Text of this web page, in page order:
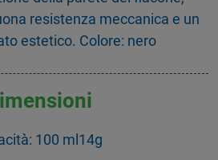
resistenza meccanica e un
estetico. Colore: nero
100 ml14g